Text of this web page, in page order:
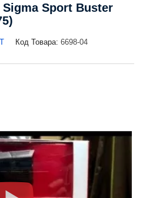
Sport Buster
Код Товара: 6698-04